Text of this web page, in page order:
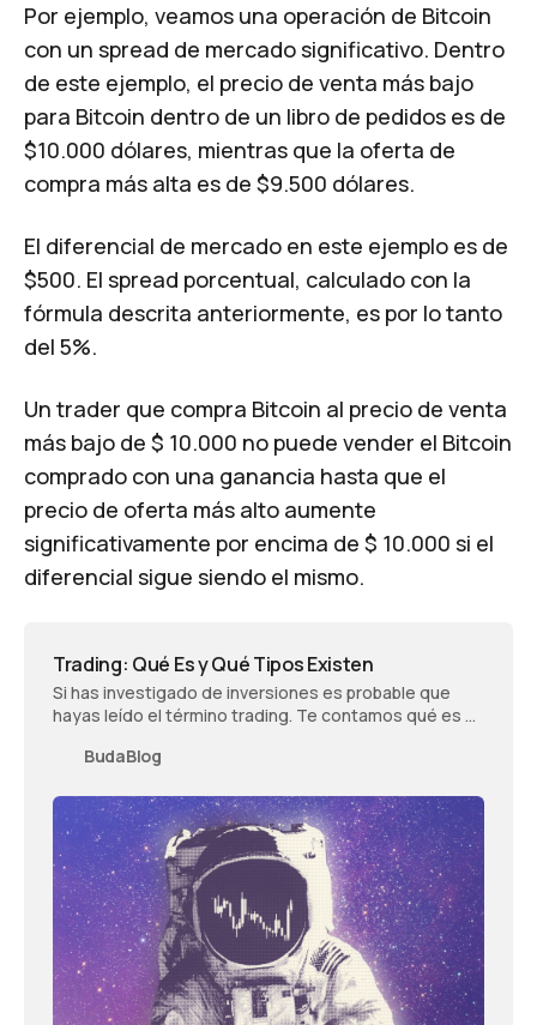
Por ejemplo, veamos una operación de Bitcoin
con un spread de mercado significativo. Dentro
de este ejemplo, el precio de venta más bajo
para Bitcoin dentro de un libro de pedidos es de
$10.000 dólares, mientras que la oferta de
compra más alta es de $9.500 dólares.
El diferencial de mercado en este ejemplo es de
$500. El spread porcentual, calculado con la
fórmula descrita anteriormente, es por lo tanto
del 5%.
Un trader que compra Bitcoin al precio de venta
más bajo de $ 10.000 no puede vender el Bitcoin
comprado con una ganancia hasta que el
precio de oferta más alto aumente
significativamente por encima de $ 10.000 si el
diferencial sigue siendo el mismo.
Trading: Qué Es y Qué Tipos Existen
Si has investigado de inversiones es probable que
hayas leído el término trading. Te contamos qué es y
BudaBlog